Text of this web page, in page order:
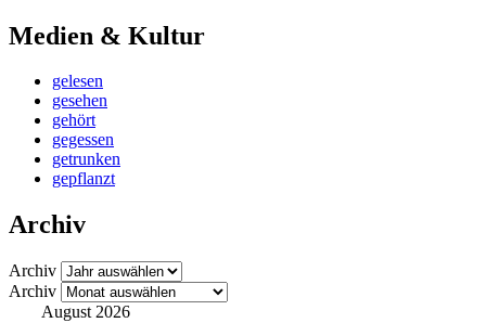
Medien & Kultur
gelesen
gesehen
gehört
gegessen
getrunken
gepflanzt
Archiv
Archiv
Archiv
August 2026